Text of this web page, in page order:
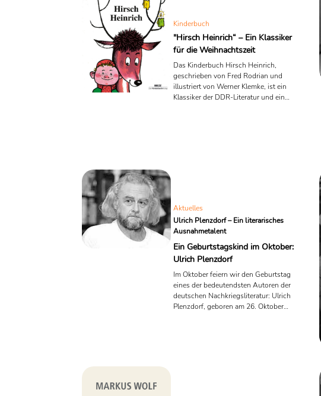
Kinderbuch
"Hirsch Heinrich“ – Ein Klassiker
für die Weihnachtszeit
Das Kinderbuch Hirsch Heinrich,
geschrieben von Fred Rodrian und
illustriert von Werner Klemke, ist ein
Klassiker der DDR-Literatur und ein
Aktuelles
Ulrich Plenzdorf – Ein literarisches
Ausnahmetalent
Ein Geburtstagskind im Oktober:
Ulrich Plenzdorf
Im Oktober feiern wir den Geburtstag
eines der bedeutendsten Autoren der
deutschen Nachkriegsliteratur: Ulrich
Plenzdorf, geboren am 26. Oktober